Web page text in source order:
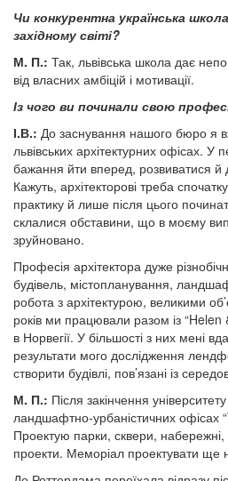
Чи конкурентна українська
західному світі?
М. П.: Так, львівська школа дає
від власних амбіцій і мотивації.
Із чого ви починали свою
І.В.: До заснування нашого бюро я
львівських архітектурних офісах.
бажання йти вперед, розвиватися й
Кажуть, архітекторові треба
практику й лише після цього
склалися обставини, що в моєму
зруйновано.
Професія архітектора дуже
будівель, містопланування,
робота з архітектурою, великими
років ми працювали разом із
в Норвегії. У більшості з них мені
результати мого дослідження
створити будівлі, пов’язані із
М. П.: Після закінчення
ландшафтно-урбаністичних офісах
Проектую парки, сквери, набережні,
проекти. Меморіал проектувати ще